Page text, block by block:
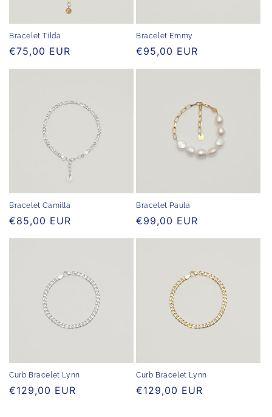
Bracelet Tilda
Normaler
€75,00 EUR
Bracelet Emmy
Normaler
€95,00 EUR
Bracelet Camilla
Normaler
Preis
€85,00 EUR
Bracelet Paula
Normaler
Preis
€99,00 EUR
Curb Bracelet Lynn
Normaler
€129,00 EUR
Curb Bracelet Lynn
Normaler
€129,00 EUR